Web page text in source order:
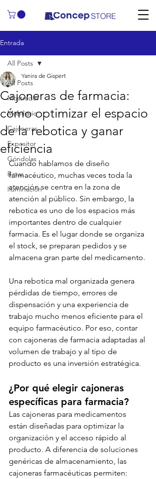
Entrada
All Posts
Mostrador
Mobiliario
Cajoneras
Expositor
Góndolas
Batas
Iluminación
All Posts
Cajoneras de farmacia:
cómo optimizar el espacio
de la rebotica y ganar
eficiencia
Yanira de Gispert
Cuando hablamos de diseño
farmacéutico, muchas veces toda la
atención se centra en la zona de
atención al público. Sin embargo, la
rebotica es uno de los espacios más
importantes dentro de cualquier
farmacia. Es el lugar donde se organiza
el stock, se preparan pedidos y se
almacena gran parte del medicamento.
Una rebotica mal organizada genera
pérdidas de tiempo, errores de
dispensación y una experiencia de
trabajo mucho menos eficiente para el
equipo farmacéutico. Por eso, contar
con cajoneras de farmacia adaptadas al
volumen de trabajo y al tipo de
producto es una inversión estratégica.
¿Por qué elegir cajoneras
específicas para farmacia?
Las cajoneras para medicamentos
están diseñadas para optimizar la
organización y el acceso rápido al
producto. A diferencia de soluciones
genéricas de almacenamiento, las
cajoneras farmacéuticas permiten: